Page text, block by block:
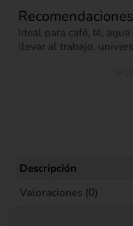
Ideal para café, té,
llevar al trabajo,
Descripción
Valoraciones (0)